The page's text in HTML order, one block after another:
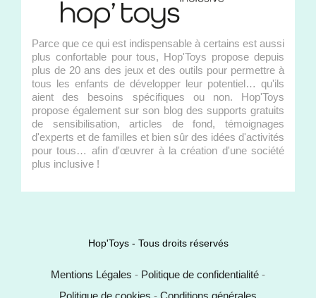
Parce que ce qui est indispensable à certains est aussi
plus confortable pour tous, Hop'Toys propose depuis
plus de 20 ans des jeux et des outils pour permettre à
tous les enfants de développer leur potentiel… qu'ils
aient des besoins spécifiques ou non. Hop'Toys
propose également sur son blog des supports gratuits
de sensibilisation, articles de fond, témoignages
d'experts et de familles et bien sûr des idées d'activités
pour tous… afin d'œuvrer à la création d'une société
plus inclusive !
Hop'Toys - Tous droits réservés
Mentions Légales - Politique de confidentialité -